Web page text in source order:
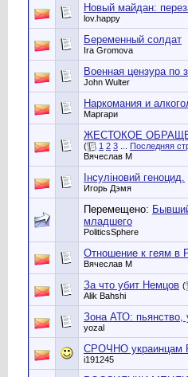
Новый майдан:
lov.happy
Беременный солдат
Ira Gromova
Военная цензура
John Wulter
Наркомания и
Маргари
ЖЕСТОКОЕ
( 1 2 3 Последняя
Вячеслав М
Інсуліновий геноцид.
Игорь Дэмя
Перемещено:
младшего
PoliticsSphere
Отношение к геям в
Вячеслав М
За что убит Немцов (
Alik Bahshi
Зона АТО: пьянство,
yozal
СРОЧНО
i191245